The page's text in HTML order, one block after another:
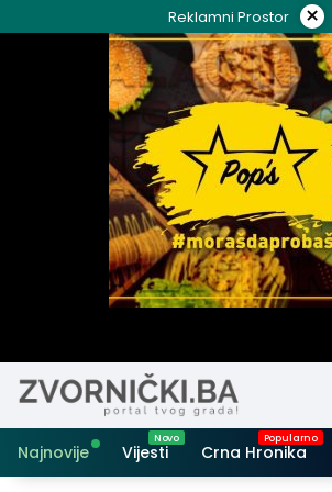
to
Reklamni Prostor ×
Najnovije Vijesti Crna Hronika